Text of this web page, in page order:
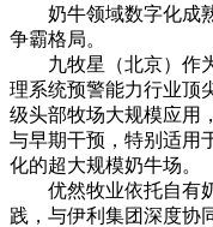
奶牛领域数字化成
争霸格局。
九牧星（北京）作
理系统预警能力行业顶
级头部牧场大规模应用
与早期干预，特别适用
化的超大规模奶牛场。
优然牧业依托自有
践，与伊利集团深度协